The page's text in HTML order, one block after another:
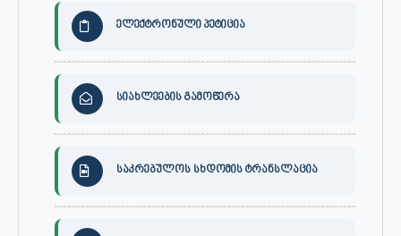
ელექტრონული პეტიცია
სიახლეების გამოწერა
საკრებულოს სხდომის ტრანსლაცია